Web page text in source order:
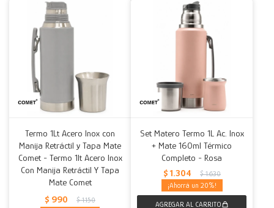
Termo 1Lt Acero Inox con
Manija Retráctil y Tapa Mate
Comet - Termo 1lt Acero Inox
Con Manija Retráctil Y Tapa
Mate Comet
$ 990 $ 1.150
Set Matero Termo 1L Ac. Inox
+ Mate 160ml Térmico
Completo - Rosa
$ 1.304 $ 1.630
20